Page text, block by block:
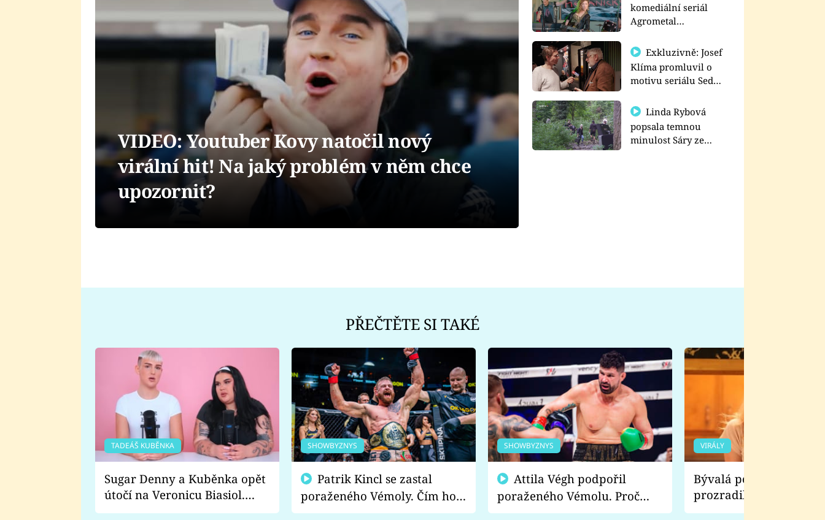
komediální seriál
Agrometal
prima+
Exkluzivně: Josef
Klíma promluvil o
motivu seriálu Sedm
Linda Rybová
popsala temnou
minulost Sáry ze
VIDEO: Youtuber Kovy natočil nový
virální hit! Na jaký problém v něm chce
upozornit?
PŘEČTĚTE SI TAKÉ
TADEÁŠ KUBĚNKA
Sugar Denny a Kuběnka opět
útočí na Veronicu Biasiol.
Proč je podle nich falešná a
SHOWBYZNYS
poraženého Vémoly. Čím ho
fanoušci naštvali?
SHOWBYZNYS
poraženého Vémolu. Proč
chce raději zápasit s ním než
VIRÁLY
Bývalá pornoherečka
prozradila, co ji
natáčení Euforie.